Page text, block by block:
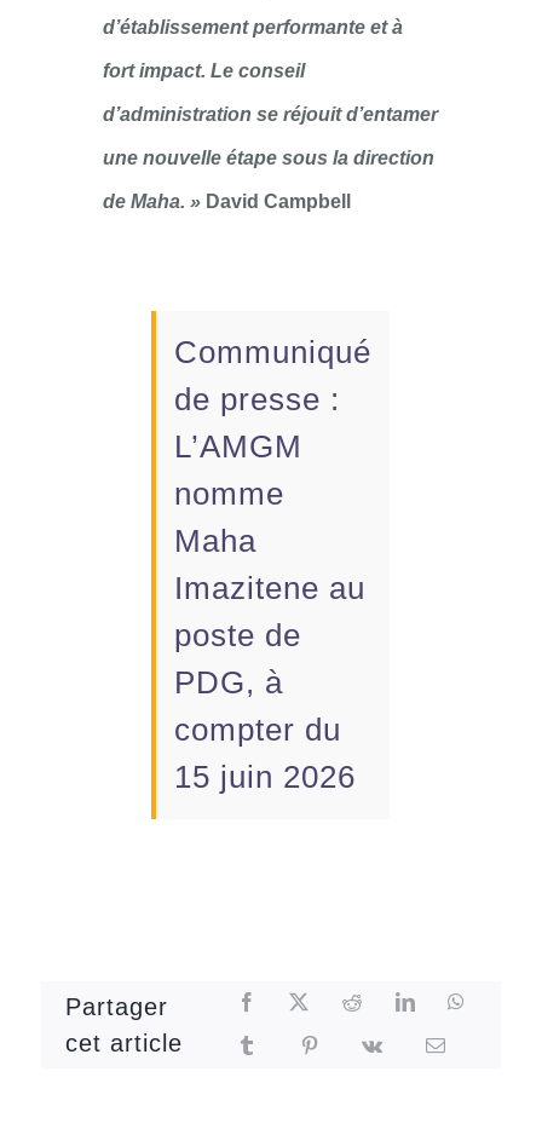
d’établissement performante et à
fort impact. Le conseil
d’administration se réjouit d’entamer
une nouvelle étape sous la direction
de Maha. »David Campbell
Communiqué
de presse :
L’AMGM
nomme
Maha
Imazitene au
poste de
PDG, à
compter du
15 juin 2026
Partager
cet article